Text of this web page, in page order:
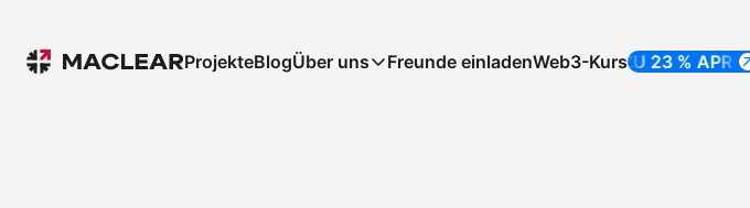
ProjekteBlogÜber uns Freunde einladenWeb3-Kurs
BIS ZU 23 % APR